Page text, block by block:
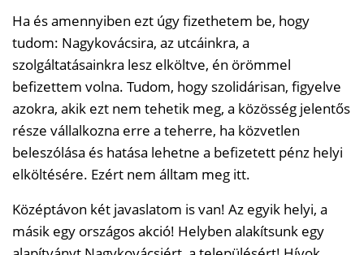
Ha és amennyiben ezt úgy fizethetem be, hogy
tudom: Nagykovácsira, az utcáinkra, a
szolgáltatásainkra lesz elköltve, én örömmel
befizettem volna. Tudom, hogy szolidárisan, figyelve
azokra, akik ezt nem tehetik meg, a közösség jelentős
része vállalkozna erre a teherre, ha közvetlen
beleszólása és hatása lehetne a befizetett pénz helyi
elköltésére. Ezért nem álltam meg itt.
Középtávon két javaslatom is van! Az egyik helyi, a
másik egy országos akció! Helyben alakítsunk egy